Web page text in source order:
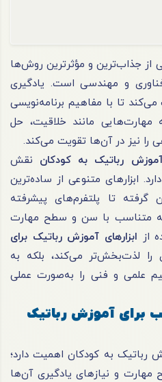
از جذاب‌ترین و مؤثرترین روش‌ها
و مهندسی است. یادگیری
تا با مفاهیم برنامه‌نویسی
مهارت‌هایی مانند خلاقیت، حل
را نیز در آن‌ها تقویت می‌کند.
آموزش رباتیک به کودکان نقش
ابزارهای متنوعی از ساده‌ترین
گرفته تا پلتفرم‌های پیشرفته
متناسب با سن و سطح مهارت
از ابزارهای آموزش رباتیک برای
را لذت‌بخش‌تر می‌کند، بلکه به
علمی و فنی را به‌صورت عملی
برای آموزش رباتیک
رباتیک به کودکان اهمیت دارد؛
مهارت و نیازهای یادگیری آن‌ها